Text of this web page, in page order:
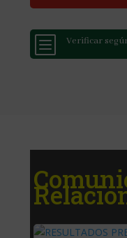
b Verificar